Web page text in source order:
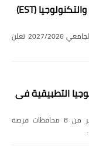
إعلان وظائف المصرية للعلوم والتكنولوجيا (EST)
إعلان وظائف المصرية للعلوم والتكنولوجيا (EST) العام الجامعي 2027/2026 تعلن
التطبيقية فى
وظائف خالية بمدارس التكنولوجيا التطبيقية فى اكثر من 8 محافظات فرصة